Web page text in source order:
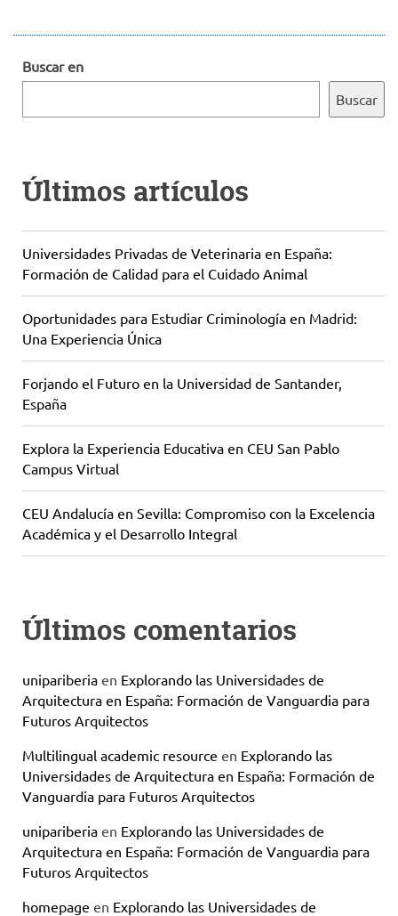
Buscar en
Buscar
Últimos artículos
Universidades Privadas de Veterinaria en España:
Formación de Calidad para el Cuidado Animal
Oportunidades para Estudiar Criminología en Madrid:
Una Experiencia Única
Forjando el Futuro en la Universidad de Santander,
España
Explora la Experiencia Educativa en CEU San Pablo
Campus Virtual
CEU Andalucía en Sevilla: Compromiso con la Excelencia
Académica y el Desarrollo Integral
Últimos comentarios
unipariberia en Explorando las Universidades de
Arquitectura en España: Formación de Vanguardia para
Futuros Arquitectos
Multilingual academic resource en Explorando las
Universidades de Arquitectura en España: Formación de
Vanguardia para Futuros Arquitectos
unipariberia en Explorando las Universidades de
Arquitectura en España: Formación de Vanguardia para
Futuros Arquitectos
homepage en Explorando las Universidades de